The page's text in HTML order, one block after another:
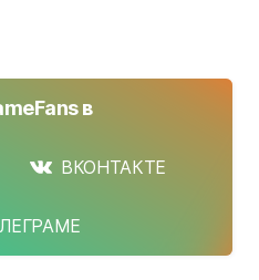
в
ВКОНТАКТЕ